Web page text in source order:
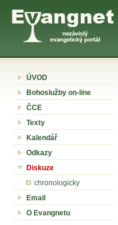
ÚVOD
Bohoslužby on-line
ČCE
Texty
Kalendář
Odkazy
Diskuze
chronologicky
Email
O Evangnetu